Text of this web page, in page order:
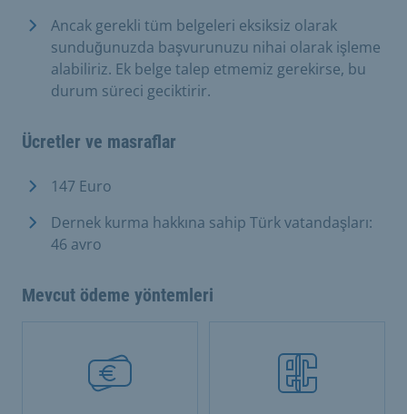
Ancak gerekli tüm belgeleri eksiksiz olarak
sunduğunuzda başvurunuzu nihai olarak işleme
alabiliriz. Ek belge talep etmemiz gerekirse, bu
durum süreci geciktirir.
Ücretler ve masraflar
147 Euro
Dernek kurma hakkına sahip Türk vatandaşları:
46 avro
Mevcut ödeme yöntemleri